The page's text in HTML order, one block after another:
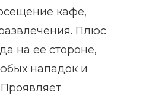
кафе,
Плюс
на ее стороне,
нападок и
Проявляет